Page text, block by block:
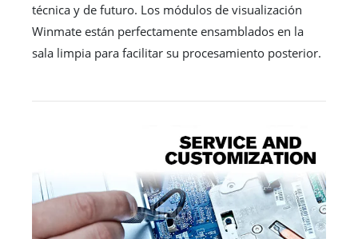
técnica y de futuro. Los módulos de visualización
Winmate están perfectamente ensamblados en la
sala limpia para facilitar su procesamiento posterior.